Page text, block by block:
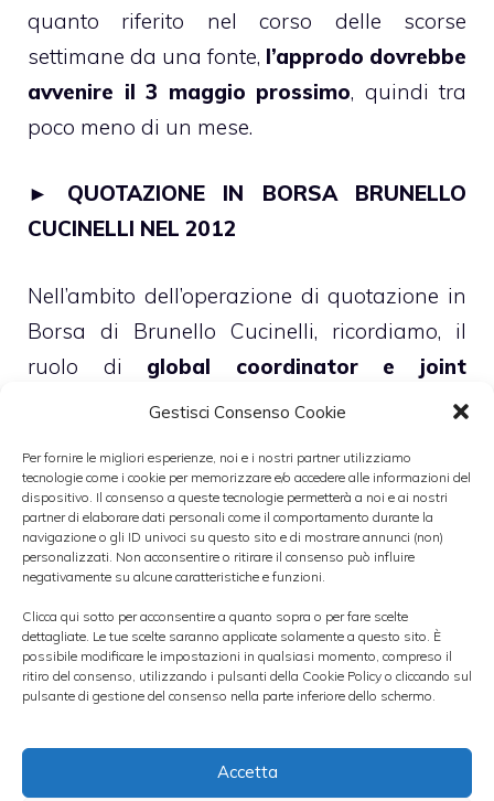
Gestisci Consenso Cookie
Per fornire le migliori esperienze, noi e i nostri partner utilizziamo
tecnologie come i cookie per memorizzare e/o accedere alle informazioni del
dispositivo. Il consenso a queste tecnologie permetterà a noi e ai nostri
partner di elaborare dati personali come il comportamento durante la
navigazione o gli ID univoci su questo sito e di mostrare annunci (non)
personalizzati. Non acconsentire o ritirare il consenso può influire
negativamente su alcune caratteristiche e funzioni.
Clicca qui sotto per acconsentire a quanto sopra o per fare scelte
dettagliate. Le tue scelte saranno applicate solamente a questo sito. È
possibile modificare le impostazioni in qualsiasi momento, compreso il
ritiro del consenso, utilizzando i pulsanti della Cookie Policy o cliccando sul
pulsante di gestione del consenso nella parte inferiore dello schermo.
Accetta
quanto riferito nel corso delle scorse
settimane da una fonte, l’approdo dovrebbe
avvenire il 3 maggio prossimo, quindi tra
poco meno di un mese.
► QUOTAZIONE IN BORSA BRUNELLO
CUCINELLI NEL 2012
Nell’ambito dell’operazione di quotazione in
Borsa di Brunello Cucinelli, ricordiamo, il
ruolo di global coordinator e joint
è svolto da Mediobanca
Bank
particolare, nei giorni scorsi ha fatto sapere
che a suo avviso i conti della società
beneficeranno ampiamente dell’operazione
di quotazione in Borsa. La banca americana
prevede infatti per la società umbra una
crescita del fatturato, dell’Ebitda, dell’Ebit
margin e al contempo un azzeramento del
PREVISIONI BRUNELLO CUCINELLI